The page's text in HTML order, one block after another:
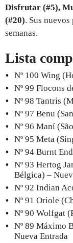
Disfrutar (#5),
(#20). Sus
semanas.
Lista
Nº 100 Wing
Nº 99 Flocons
Nº 98 Tantris
Nº 97 Benu
Nº 96 Maní
Nº 95 Meta
Nº 94 Burnt
Nº 93 Hertog
Bélgica) –
Nº 92 Indian
Nº 91 Oriole
Nº 90 Wolfgat
Nº 89 Máximo
Nueva Entrada